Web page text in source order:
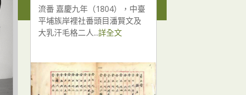
流番 嘉慶九年（1804），中臺
平埔族岸裡社番頭目潘賢文及
大乳汗毛格二人...詳全文